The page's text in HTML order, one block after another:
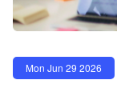
Mon Jun 29 2026